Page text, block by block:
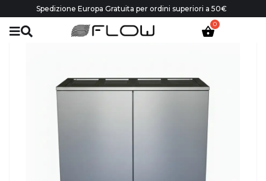
Spedizione Europa Gratuita per ordini superiori a 50€